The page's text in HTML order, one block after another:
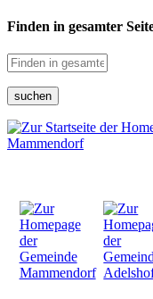
Finden in gesamter
suchen